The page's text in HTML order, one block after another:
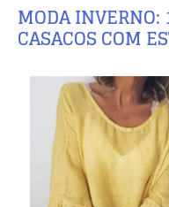
MODA INVERNO:
CASACOS COM